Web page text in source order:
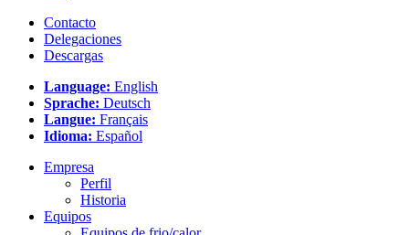
Contacto
Delegaciones
Descargas
Language: English
Sprache: Deutsch
Langue: Français
Idioma: Español
Empresa
Perfil
Historia
Equipos